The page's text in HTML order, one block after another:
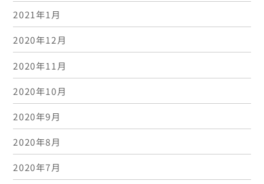
2021年1月
2020年12月
2020年11月
2020年10月
2020年9月
2020年8月
2020年7月